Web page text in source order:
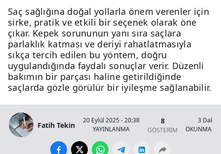
Saç sağlığına doğal yollarla önem verenler için
sirke, pratik ve etkili bir seçenek olarak öne
çıkar. Kepek sorununun yanı sıra saçlara
parlaklık katması ve deriyi rahatlatmasıyla
sıkça tercih edilen bu yöntem, doğru
uygulandığında faydalı sonuçlar verir. Düzenli
bakımın bir parçası haline getirildiğinde
saçlarda gözle görülür bir iyileşme sağlanabilir.
Fatih Tekin
20 Eylül 2025 - 20:38
YAYINLANMA
8
GÖSTERİM
3 Dakika
OKUNMA